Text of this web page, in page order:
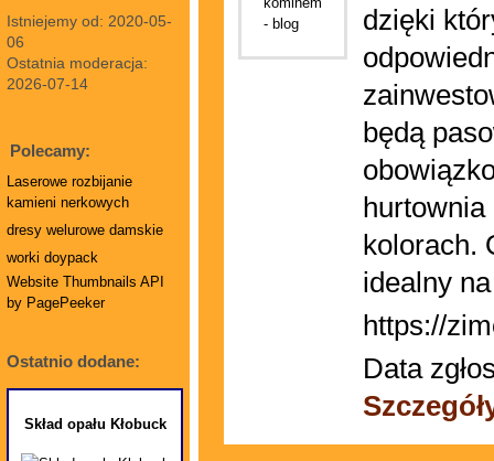
Istniejemy od: 2020-05-
06
Ostatnia moderacja:
2026-07-14
Polecamy:
Laserowe rozbijanie
kamieni nerkowych
dresy welurowe damskie
worki doypack
Website Thumbnails API
by PagePeeker
Ostatnio dodane:
Skład opału Kłobuck
dzięki
będą
hurtownia
kolorach.
idealny
https://
Data